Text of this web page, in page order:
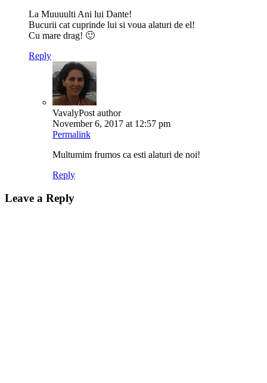
La Muuuulti Ani lui Dante!
Bucurii cat cuprinde lui si voua alaturi de el!
Cu mare drag! 🙂
Reply
VavalyPost author
November 6, 2017 at 12:57 pm
Permalink
Multumim frumos ca esti alaturi de noi!
Reply
Leave a Reply